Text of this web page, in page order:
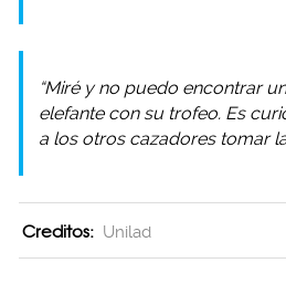
“Miré y no puedo encontrar
elefante con su trofeo. Es
a los otros cazadores tomar
Creditos: Unilad